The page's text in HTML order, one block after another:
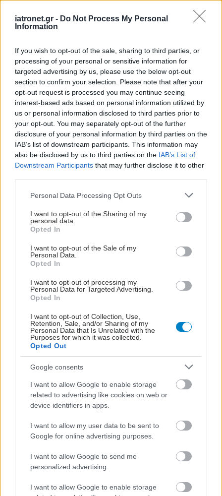
iatronet.gr - Do Not Process My Personal
Information
If you wish to opt-out of the sale, sharing to third parties, or
processing of your personal or sensitive information for
targeted advertising by us, please use the below opt-out
section to confirm your selection. Please note that after your
opt-out request is processed you may continue seeing
interest-based ads based on personal information utilized by
us or personal information disclosed to third parties prior to
your opt-out. You may separately opt-out of the further
disclosure of your personal information by third parties on the
IAB’s list of downstream participants. This information may
also be disclosed by us to third parties on the IAB’s List of
Downstream Participants that may further disclose it to other
Please note that this website/app uses one or more Google
not limited to your visit or usage behaviour. You may click to
grant or deny consent to Google and its third-party tags to
use your data for below specified purposes in below Google
consent section.
Personal Data Processing Opt Outs
I want to opt-out of the Sharing of my
personal data.
Opted In
I want to opt-out of the Sale of my
Personal Data.
Opted In
I want to opt-out of processing my
Personal Data for Targeted Advertising.
Opted In
I want to opt-out of Collection, Use,
Retention, Sale, and/or Sharing of my
Personal Data that Is Unrelated with the
Purposes for which it was collected.
Opted Out
Google consents
I want to allow Google to enable storage
related to advertising like cookies on web or
device identifiers in apps.
I want to allow my user data to be sent to
Google for online advertising purposes.
I want to allow Google to send me
personalized advertising.
I want to allow Google to enable storage